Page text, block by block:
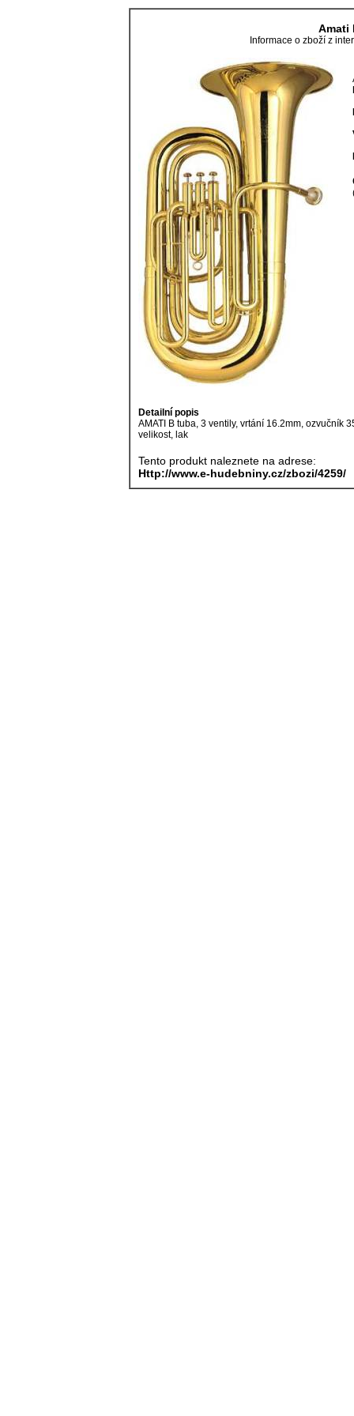
Amati
Informace o zboží z
Detailní popis
AMATI B tuba, 3 ventily, vrtání 16.2mm, ozvučník
velikost, lak
Tento produkt naleznete na adrese:
Http://www.e-hudebniny.cz/zbozi/4259/